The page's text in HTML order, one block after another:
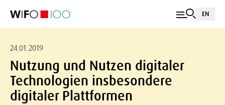
EN
24.01.2019
Nutzung und Nutzen digitaler
Technologien insbesondere
digitaler Plattformen